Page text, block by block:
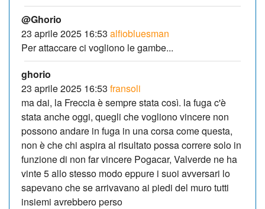
@Ghorio
23 aprile 2025 16:53 alfiobluesman
Per attaccare ci vogliono le gambe...
ghorio
23 aprile 2025 16:53 fransoli
ma dai, la Freccia è sempre stata così. la fuga c'è
stata anche oggi, quegli che vogliono vincere non
possono andare in fuga in una corsa come questa,
non è che chi aspira al risultato possa correre solo in
funzione di non far vincere Pogacar, Valverde ne ha
vinte 5 allo stesso modo eppure i suoi avversari lo
sapevano che se arrivavano ai piedi del muro tutti
insiemi avrebbero perso